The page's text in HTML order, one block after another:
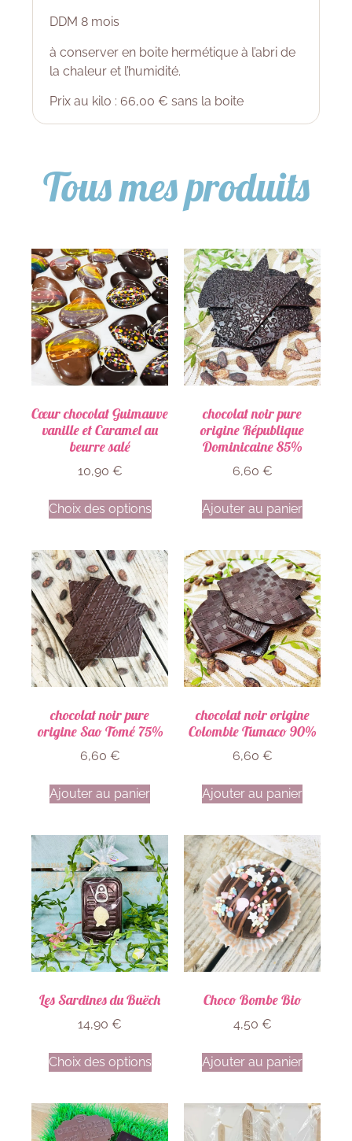
DDM 8 mois
à conserver en boite hermétique à l’abri de
la chaleur et l’humidité.
Prix au kilo : 66,00 € sans la boite
Tous mes produits
Cœur chocolat Guimauve
vanille et Caramel au
beurre salé
10,90 €
Choix des options
chocolat noir pure
origine République
Dominicaine 85%
6,60 €
Ajouter au panier
chocolat noir pure
origine Sao Tomé 75%
6,60 €
Ajouter au panier
chocolat noir origine
Colombie Tumaco 90%
6,60 €
Ajouter au panier
Les Sardines du Buëch
14,90 €
Choix des options
Choco Bombe Bio
4,50 €
Ajouter au panier